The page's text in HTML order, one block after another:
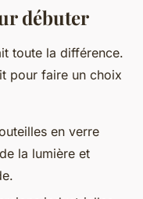
débuter
toute la différence.
pour faire un choix
en verre
la lumière et